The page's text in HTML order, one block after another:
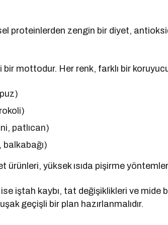
proteinlerden zengin bir diyet,
mottodur. Her renk, farklı bir
patlıcan)
ürünleri, yüksek ısıda pişirme
iştah kaybı, tat değişiklikleri ve mide
geçişli bir plan hazırlanmalıdır.